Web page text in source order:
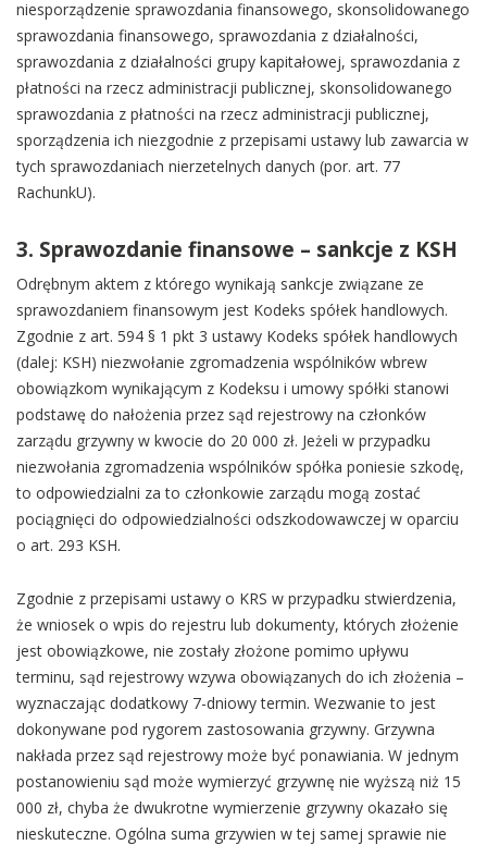
niesporządzenie sprawozdania finansowego, skonsolidowanego
sprawozdania finansowego, sprawozdania z działalności,
sprawozdania z działalności grupy kapitałowej, sprawozdania z
płatności na rzecz administracji publicznej, skonsolidowanego
sprawozdania z płatności na rzecz administracji publicznej,
sporządzenia ich niezgodnie z przepisami ustawy lub zawarcia w
tych sprawozdaniach nierzetelnych danych (por. art. 77
RachunkU).
3. Sprawozdanie finansowe – sankcje z KSH
Odrębnym aktem z którego wynikają sankcje związane ze
sprawozdaniem finansowym jest Kodeks spółek handlowych.
Zgodnie z art. 594 § 1 pkt 3 ustawy Kodeks spółek handlowych
(dalej: KSH) niezwołanie zgromadzenia wspólników wbrew
obowiązkom wynikającym z Kodeksu i umowy spółki stanowi
podstawę do nałożenia przez sąd rejestrowy na członków
zarządu grzywny w kwocie do 20 000 zł. Jeżeli w przypadku
niezwołania zgromadzenia wspólników spółka poniesie szkodę,
to odpowiedzialni za to członkowie zarządu mogą zostać
pociągnięci do odpowiedzialności odszkodowawczej w oparciu
o art. 293 KSH.
Zgodnie z przepisami ustawy o KRS w przypadku stwierdzenia,
że wniosek o wpis do rejestru lub dokumenty, których złożenie
jest obowiązkowe, nie zostały złożone pomimo upływu
terminu, sąd rejestrowy wzywa obowiązanych do ich złożenia –
wyznaczając dodatkowy 7-dniowy termin. Wezwanie to jest
dokonywane pod rygorem zastosowania grzywny. Grzywna
nakłada przez sąd rejestrowy może być ponawiania. W jednym
postanowieniu sąd może wymierzyć grzywnę nie wyższą niż 15
000 zł, chyba że dwukrotne wymierzenie grzywny okazało się
nieskuteczne. Ogólna suma grzywien w tej samej sprawie nie